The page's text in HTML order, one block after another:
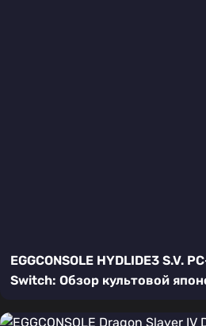
EGGCONSOLE HYDLIDE3 S.V.
Switch: Обзор культовой